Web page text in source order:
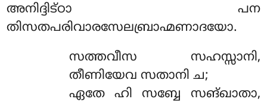
അനിദ്ദിട്ഠാ പന
തിസതപരിവാരസേലബ്രാഹ്മണാദയോ.
സത്തവീസ സഹസ്സാനി,
തീണിയേവ സതാനി ച;
ഏതേ ഹി സബ്ബേ സങ്ഖാതാ,